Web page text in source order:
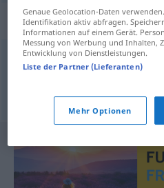
Synonyme für
Depot (schweiz.),Einsatz
© OpenThesaurus.de
Genaue Geolocation-Daten
Identifikation aktiv abfragen.
Informationen auf einem Gerät.
Messung von Werbung und Inhalten,
Entwicklung von Dienstleistungen.
Liste der Partner (Lieferanten)
Mehr Optionen